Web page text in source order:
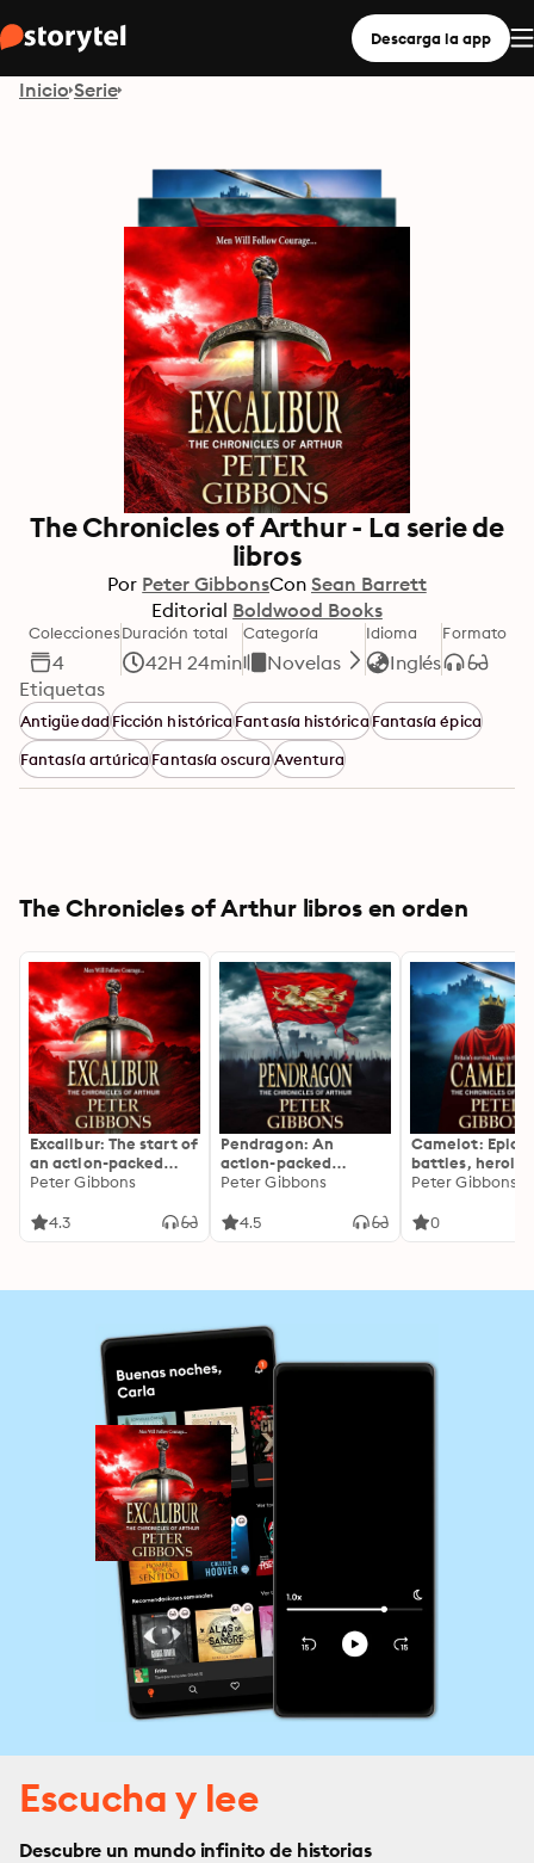
Descarga la app
Inicio Serie
The Chronicles of Arthur - La serie de
libros
Por Peter GibbonsCon Sean Barrett
Editorial Boldwood Books
Colecciones
4
Duración total
42H 24min
Categoría
Novelas
Idioma
Inglés
Formato
Etiquetas
AntigüedadFicción históricaFantasía históricaFantasía épica
Fantasía artúricaFantasía oscuraAventura
The Chronicles of Arthur libros en orden
Excalibur: The start of
an action-packed
historical series from
Gibbons
Peter Gibbons
4.3
Pendragon: An
action-packed
Historical Adventure
Gibbons
Peter Gibbons
4.5
Camelot: Epic
battles, heroic
— a gripping
Gibbons!
Peter Gibbons
0
Escucha y lee
Descubre un mundo infinito de historias